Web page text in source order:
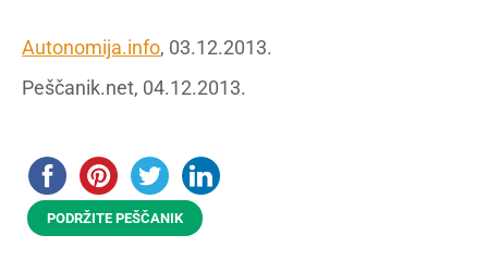
Autonomija.info, 03.12.2013.
Peščanik.net, 04.12.2013.
PODRŽITE PEŠČANIK